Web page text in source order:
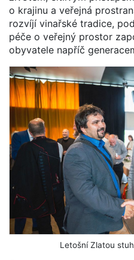
o krajinu a veřejná
rozvíjí vinařské tradice,
péče o veřejný prostor
obyvatele napříč
Letošní Zlatou